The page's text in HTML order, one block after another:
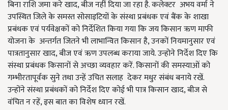
बिना राशि जमा करे खाद, बीज नहीं दिया जा रहा है. कलेक्टर अभय वर्मा ने
उपस्थित जिले के समस्त सोसाइटियों के संस्था प्रबंधक एवं बैंक के शाखा
प्रबंधक एवं पर्यवेक्षकों को निर्देशित किया गया कि जय किसान ऋण माफी
योजना के अन्तर्गत जितने भी लाभान्वित किसान है, उनकों नियमानुसार एवं
पात्रतानुसार खाद, बीज एवं ऋण उपलब्ध कराया जाये. उन्होने निर्देश दिए कि
संस्था प्रबंधक किसानों से अच्छा व्यवहार करें. किसानों की समस्याओं को
गम्भीरतापूर्वक सुने तथा उन्हें उचित सलाह देकर मधुर संबंध बनाये रखें.
उन्होंने संस्था प्रबंधकों को निर्देश दिए कोई भी पात्र किसान खाद, बीज से
वंचित न रहें, इस बात का विशेष ध्यान रखें.